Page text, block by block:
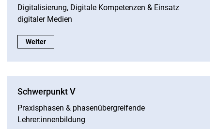
Digitalisierung, Digitale Kompetenzen & Einsatz
digitaler Medien
Schwerpunkt IV:
Weiter
Schwerpunkt V
Praxisphasen & phasenübergreifende
Lehrer:innenbildung